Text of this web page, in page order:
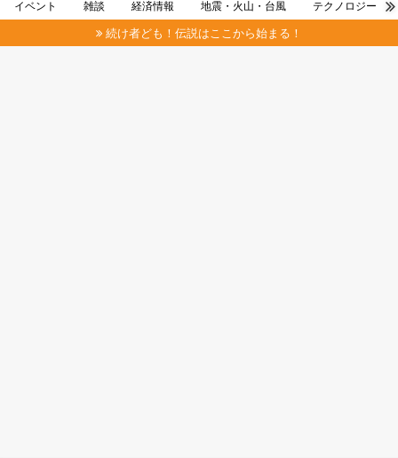
イベント 雑談 経済情報 地震・火山・台風 テクノロジー
続け者ども！伝説はここから始まる！